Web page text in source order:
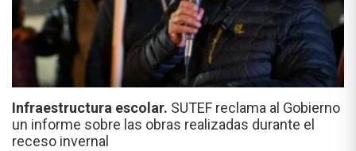
Infraestructura escolar. SUTEF reclama al Gobierno
un informe sobre las obras realizadas durante el
receso invernal